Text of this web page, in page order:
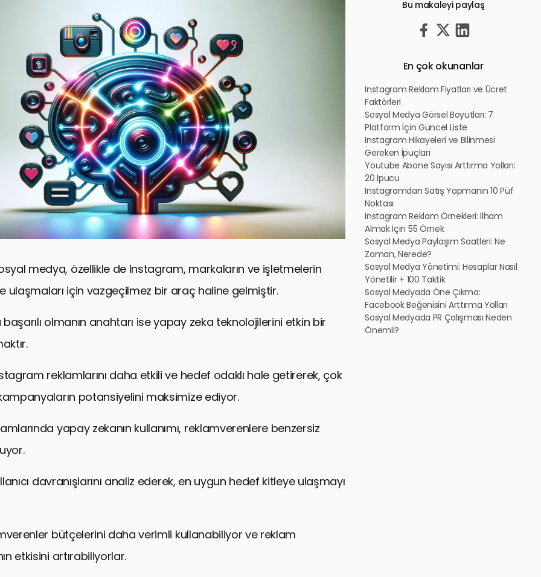
medya, özellikle de Instagram, markaların ve işletmelerin
ulaşmaları için vazgeçilmez bir araç haline gelmiştir.
olmanın anahtarı ise yapay zeka teknolojilerini etkin bir
reklamlarını daha etkili ve hedef odaklı hale getirerek, çok
potansiyelini maksimize ediyor.
yapay zekanın kullanımı, reklamverenlere benzersiz
davranışlarını analiz ederek, en uygun hedef kitleye ulaşmayı
bütçelerini daha verimli kullanabiliyor ve reklam
etkisini artırabiliyorlar.
Bu makaleyi paylaş
En çok okunanlar
Instagram Reklam Fiyatları ve Ücret
Faktörleri
Sosyal Medya Görsel Boyutları: 7
Platform İçin Güncel Liste
Instagram Hikayeleri ve Bilinmesi
Gereken İpuçları
Youtube Abone Sayısı Arttırma Yolları:
20 İpucu
Instagramdan Satış Yapmanın 10 Püf
Noktası
Instagram Reklam Örnekleri: İlham
Almak İçin 55 Örnek
Sosyal Medya Paylaşım Saatleri: Ne
Zaman, Nerede?
Sosyal Medya Yönetimi: Hesaplar Nasıl
Yönetilir + 100 Taktik
Sosyal Medyada Öne Çıkma:
Facebook Beğenisini Arttırma Yolları
Sosyal Medyada PR Çalışması Neden
Önemli?